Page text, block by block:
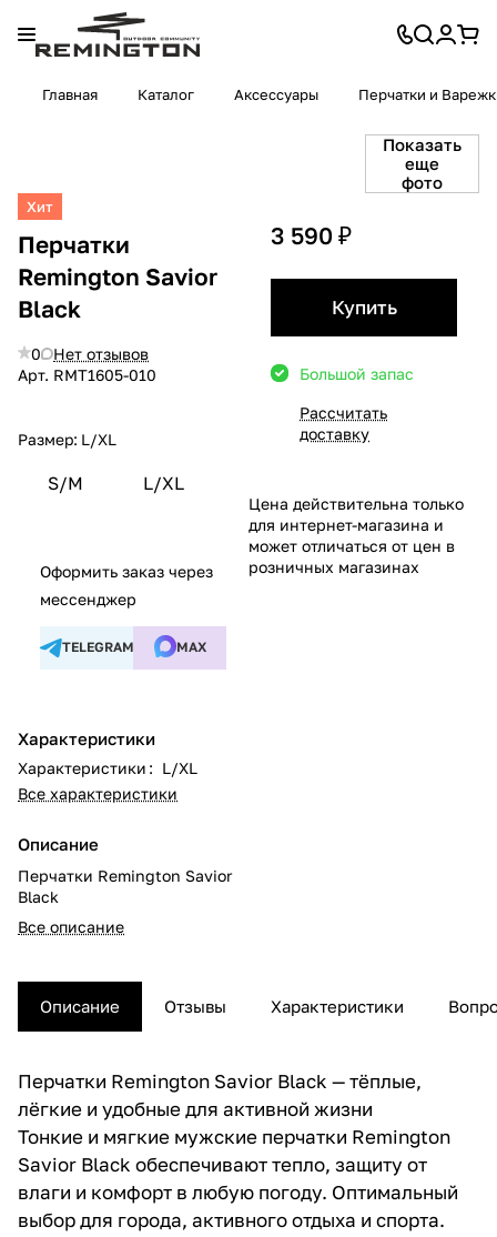
Главная Каталог Аксессуары Перчатки и
Показать
еще
фото
Хит
Перчатки
Remington Savior
Black
0
Нет отзывов
Арт. RMТ1605-010
Размер: L/XL
S/M L/XL
Оформить заказ через
мессенджер
TELEGRAM MAX
Характеристики
Характеристики : L/XL
Все характеристики
Описание
Перчатки Remington Savior
Black
Все описание
3 590 ₽
Купить
Большой запас
Рассчитать
доставку
Цена действительна только
для интернет-магазина и
может отличаться от цен в
розничных магазинах
Описание Отзывы Характеристики
Перчатки Remington Savior Black — тёплые,
лёгкие и удобные для активной жизни
Тонкие и мягкие мужские перчатки Remington
Savior Black обеспечивают тепло, защиту от
влаги и комфорт в любую погоду. Оптимальный
выбор для города, активного отдыха и спорта.